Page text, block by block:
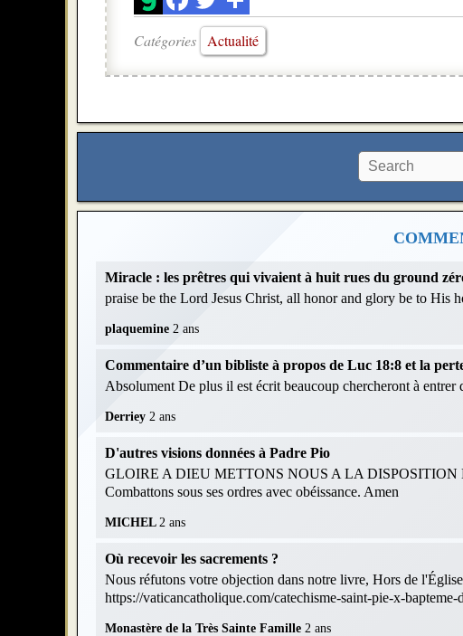
Catégories Actualité
Miracle : les prêtres qui vivaient à huit rues du ground
praise be the Lord Jesus Christ, all honor and glory be to His
plaquemine 2 ans
Commentaire d’un bibliste à propos de Luc 18:8 et la
Absolument De plus il est écrit beaucoup chercheront à entrer
Derriey 2 ans
D'autres visions données à Padre Pio
GLOIRE A DIEU METTONS NOUS A LA DISPOSITION
Combattons sous ses ordres avec obéissance. Amen
MICHEL 2 ans
Où recevoir les sacrements ?
Nous réfutons votre objection dans notre livre, Hors de
https://vaticancatholique.com/catechisme-saint-pie-x-bapteme-
Monastère de la Très Sainte Famille 2 ans